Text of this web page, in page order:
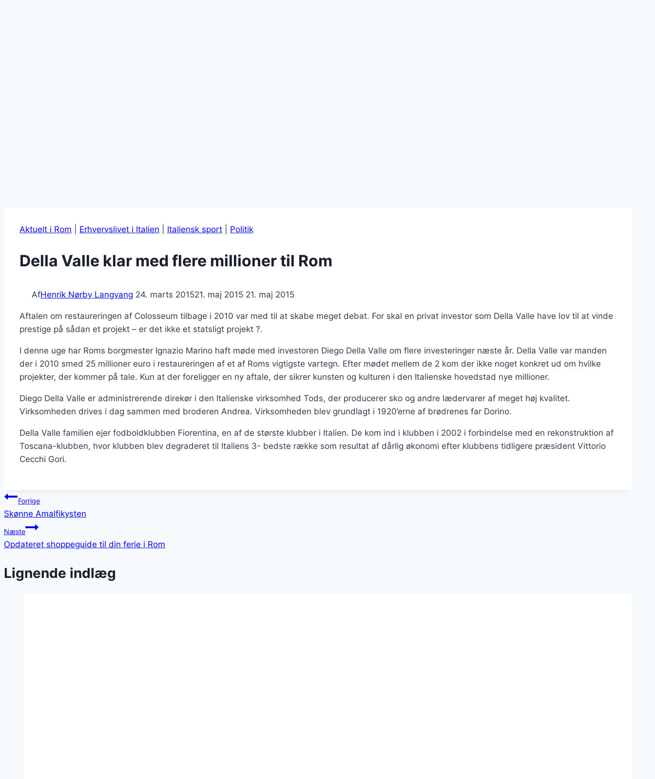
Aktuelt i Rom Erhvervslivet i Italien Italiensk sport Politik
Della Valle klar med flere millioner til Rom
AfHenrik Nørby Langvang 24. marts 201521. maj 2015 21. maj 2015
Aftalen om restaureringen af Colosseum tilbage i 2010 var med til at skabe meget debat. For skal en privat investor som Della Valle have lov til at vinde
prestige på sådan et projekt – er det ikke et statsligt projekt ?.
I denne uge har Roms borgmester Ignazio Marino haft møde med investoren Diego Della Valle om flere investeringer næste år. Della Valle var manden
der i 2010 smed 25 millioner euro i restaureringen af et af Roms vigtigste vartegn. Efter mødet mellem de 2 kom der ikke noget konkret ud om hvilke
projekter, der kommer på tale. Kun at der foreligger en ny aftale, der sikrer kunsten og kulturen i den Italienske hovedstad nye millioner.
Diego Della Valle er administrerende direkør i den Italienske virksomhed Tods, der producerer sko og andre lædervarer af meget høj kvalitet.
Virksomheden drives i dag sammen med broderen Andrea. Virksomheden blev grundlagt i 1920’erne af brødrenes far Dorino.
Della Valle familien ejer fodboldklubben Fiorentina, en af de største klubber i Italien. De kom ind i klubben i 2002 i forbindelse med en rekonstruktion af
Toscana-klubben, hvor klubben blev degraderet til Italiens 3- bedste række som resultat af dårlig økonomi efter klubbens tidligere præsident Vittorio
Cecchi Gori.
Indlægsnavigation
Forrige
Skønne Amalfikysten
Næste
Opdateret shoppeguide til din ferie i Rom
Lignende indlæg